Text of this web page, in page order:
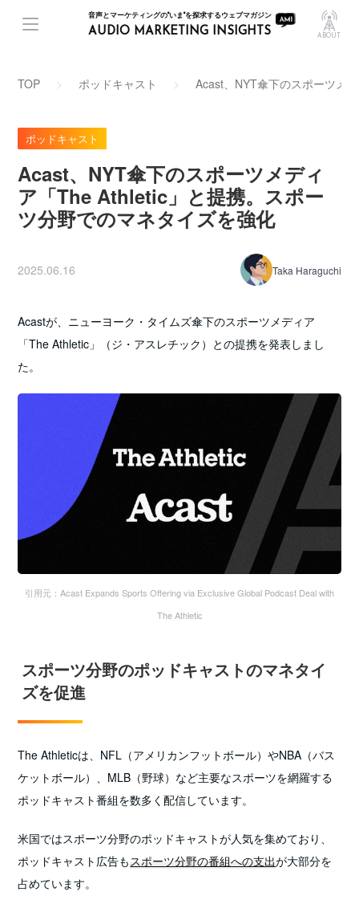
音声とマーケティングの"いま"を探求するウェブマガジン
AUDIO MARKETING INSIGHTS ABOUT
TOP ポッドキャスト Acast、NYT傘下のスポーツメ
ポッドキャスト
Acast、NYT傘下のスポーツメディ
ア「The Athletic」と提携。スポー
ツ分野でのマネタイズを強化
2025.06.16 Taka Haraguchi
Acastが、ニューヨーク・タイムズ傘下のスポーツメディア
「The Athletic」（ジ・アスレチック）との提携を発表しまし
た。
引用元：Acast Expands Sports Offering via Exclusive Global Podcast Deal with
The Athletic
スポーツ分野のポッドキャストのマネタイ
ズを促進
The Athleticは、NFL（アメリカンフットボール）やNBA（バス
ケットボール）、MLB（野球）など主要なスポーツを網羅する
ポッドキャスト番組を数多く配信しています。
米国ではスポーツ分野のポッドキャストが人気を集めており、
ポッドキャスト広告もスポーツ分野の番組への支出が大部分を
占めています。